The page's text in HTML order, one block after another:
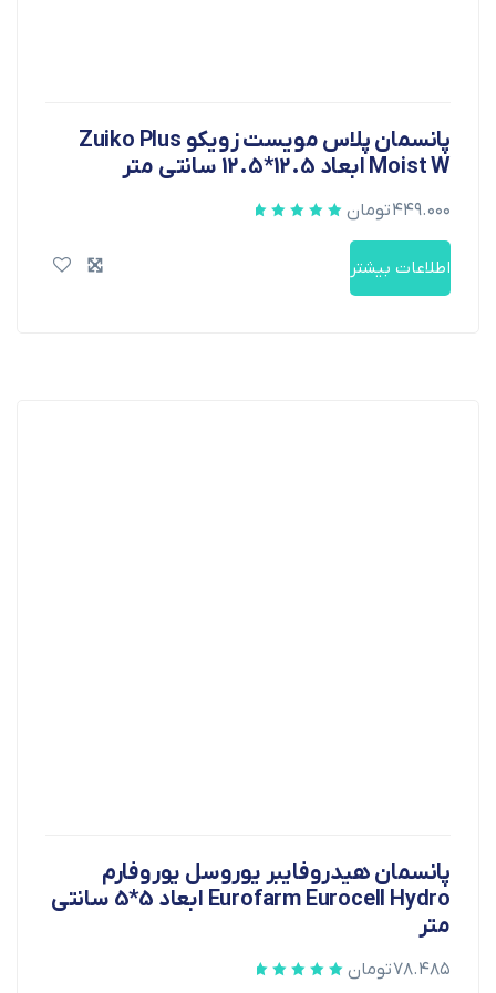
پانسمان پلاس مویست زویکو Zuiko Plus
Moist W ابعاد 12.5*12.5 سانتی متر
۴۴۹.۰۰۰تومان
اطلاعات بیشتر
پانسمان هیدروفایبر یوروسل یوروفارم
Eurofarm Eurocell Hydro ابعاد 5*5 سانتی
متر
۷۸.۴۸۵تومان